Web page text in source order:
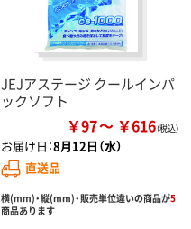
JEJアステージ クールインパ
ックソフト
￥97 ￥616
お届け日：8月12日（水）
直送品
横(mm)・縦(mm)・販売単位違いの商品が5
商品あります